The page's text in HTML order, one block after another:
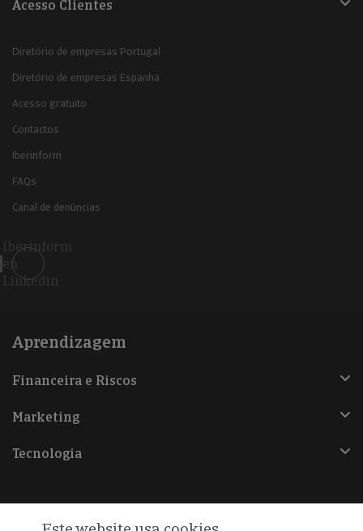
Acesso Clientes
Diretório de empresas Portugal
Diretório de empresas Espanha
Acesso gratuito
Contactos
Iberinform
FAQs
Canal de denúncias
Iberinform
en
Linkedin
Aprendizagem
Financeira e Riscos
Marketing
Tecnologia